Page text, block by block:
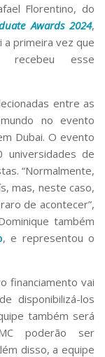
Florentino, do
Awards 2024,
a primeira vez que
esse
entre as
no evento
Dubai. O evento
universidades de
“Normalmente,
mas, neste caso,
de acontecer”,
também
, e representou o
financiamento vai
disponibilizá-los
também será
poderão ser
disso, a equipe